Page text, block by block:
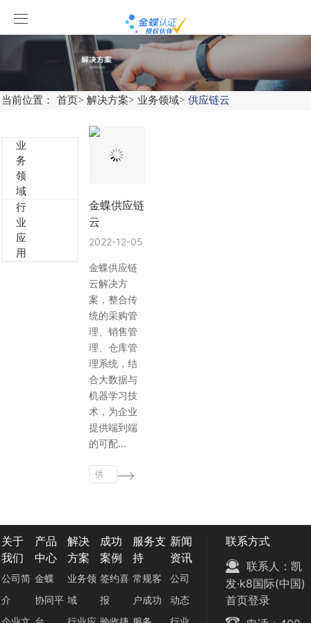
当前位置： 首页> 解决方案> 业务领域> 供应链云
业
务
领
域
行
业
应
用
金蝶供应链
云
2022-12-05
金蝶供应链
云解决方
案，整合传
统的采购管
理、销售管
理、仓库管
理系统，结
合大数据与
机器学习技
术，为企业
提供端到端
的可配...
供
云
关于
我们
产品
中心
解决
方案
成功
案例
服务支
持
新闻
资讯
公司简
介
金蝶
协同平
业务领
域
签约喜
报
常规客
户成功
公司
动态
联系方式
联系人：凯
发·k8国际(中国)
首页登录